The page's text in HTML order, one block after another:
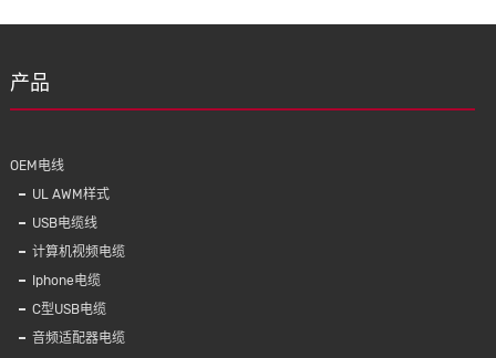
产品
OEM电线
UL AWM样式
USB电缆线
计算机视频电缆
Iphone电缆
C型USB电缆
音频适配器电缆